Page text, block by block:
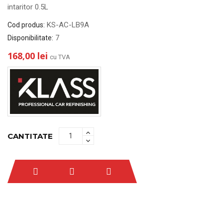
intaritor 0.5L
Cod produs: KS-AC-LB9A
Disponibilitate: 7
168,00 lei cu TVA
CANTITATE